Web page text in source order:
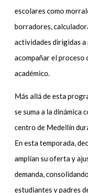
escolares como
borradores,
actividades dirigidas a
acompañar el proceso
académico.
Más allá de esta
se suma a la dinámica
centro de Medellín
En esta temporada,
amplían su oferta y
demanda,
estudiantes y padres